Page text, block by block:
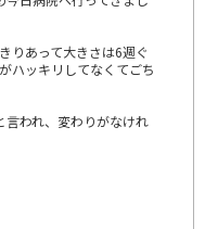
りあって大きさは6週ぐ
ハッキリしてなくてごち
われ、変わりがなけれ